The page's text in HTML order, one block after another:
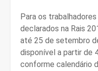
Para os
declarados na Rais
até 25 de setembro
disponível a partir de
conforme calendário